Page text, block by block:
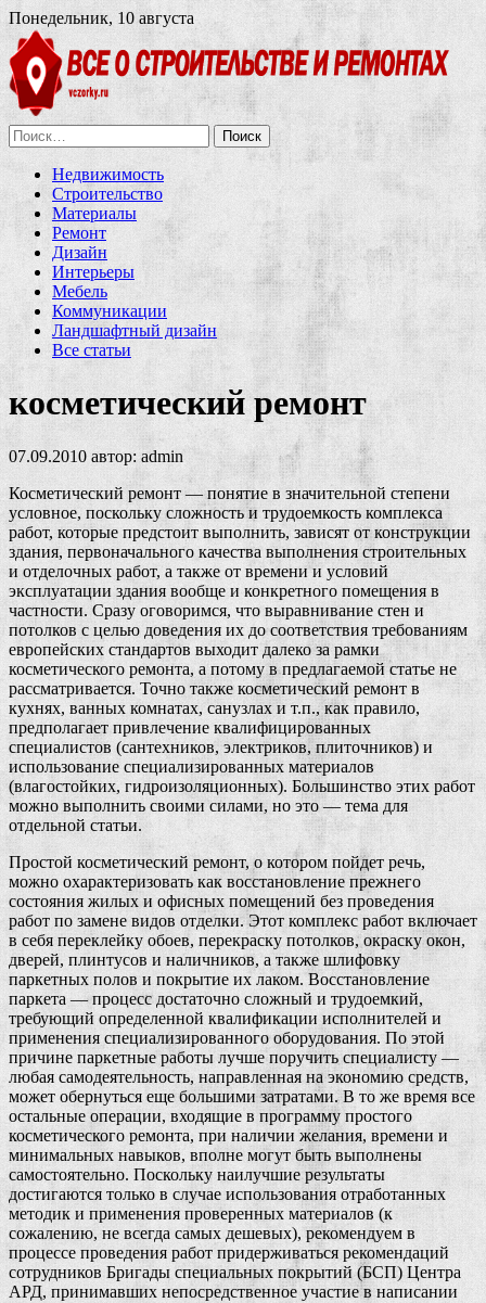
Понедельник, 10 августа
Найти:
Недвижимость
Строительство
Материалы
Ремонт
Дизайн
Интерьеры
Мебель
Коммуникации
Ландшафтный дизайн
Все статьи
косметический ремонт
07.09.2010 автор:admin
Косметический ремонт — понятие в значительной степени
условное, поскольку сложность и трудоемкость комплекса
работ, которые предстоит выполнить, зависят от конструкции
здания, первоначального качества выполнения строительных
и отделочных работ, а также от времени и условий
эксплуатации здания вообще и конкретного помещения в
частности. Сразу оговоримся, что выравнивание стен и
потолков с целью доведения их до соответствия требованиям
европейских стандартов выходит далеко за рамки
косметического ремонта, а потому в предлагаемой статье не
рассматривается. Точно также косметический ремонт в
кухнях, ванных комнатах, санузлах и т.п., как правило,
предполагает привлечение квалифицированных
специалистов (сантехников, электриков, плиточников) и
использование специализированных материалов
(влагостойких, гидроизоляционных). Большинство этих работ
можно выполнить своими силами, но это — тема для
отдельной статьи.
Простой косметический ремонт, о котором пойдет речь,
можно охарактеризовать как восстановление прежнего
состояния жилых и офисных помещений без проведения
работ по замене видов отделки. Этот комплекс работ включает
в себя переклейку обоев, перекраску потолков, окраску окон,
дверей, плинтусов и наличников, а также шлифовку
паркетных полов и покрытие их лаком. Восстановление
паркета — процесс достаточно сложный и трудоемкий,
требующий определенной квалификации исполнителей и
применения специализированного оборудования. По этой
причине паркетные работы лучше поручить специалисту —
любая самодеятельность, направленная на экономию средств,
может обернуться еще большими затратами. В то же время все
остальные операции, входящие в программу простого
косметического ремонта, при наличии желания, времени и
минимальных навыков, вполне могут быть выполнены
самостоятельно. Поскольку наилучшие результаты
достигаются только в случае использования отработанных
методик и применения проверенных материалов (к
сожалению, не всегда самых дешевых), рекомендуем в
процессе проведения работ придерживаться рекомендаций
сотрудников Бригады специальных покрытий (БСП) Центра
АРД, принимавших непосредственное участие в написании